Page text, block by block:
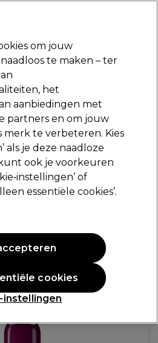
Aanmelden
Elektra
dag geleverd*
maandag t/m vrijdag
Série Expert Curl
10 in 1 250ml
om jouw
te maken – ter
het
aanbiedingen met
partners en om jouw
merk te verbeteren. Kies
als je deze naadloze
ook je voorkeuren
of
essentiële cookies’.
instellingen
cookies